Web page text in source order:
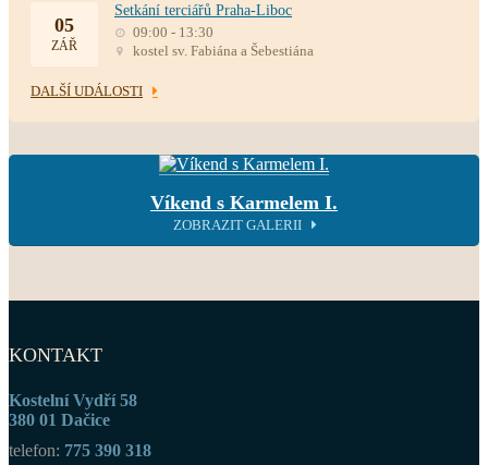
05
ZÁŘ
Setkání terciářů Praha-Liboc
09:00 - 13:30
kostel sv. Fabiána a Šebestiána
DALŠÍ UDÁLOSTI
Víkend s Karmelem I.
ZOBRAZIT GALERII
KONTAKT
Kostelní Vydří 58
380 01 Dačice
telefon: 775 390 318